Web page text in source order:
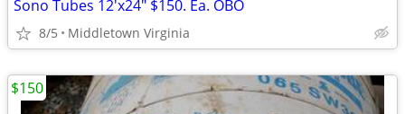
Sono Tubes 12'x24" $150. Ea. OBO
8/5 Middletown Virginia
$150